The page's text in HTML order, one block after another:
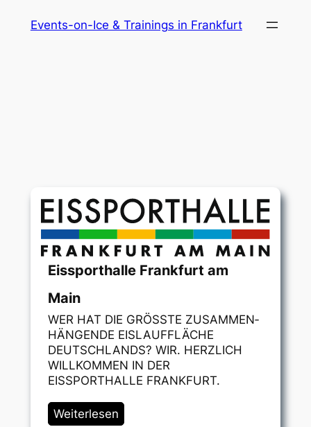
InhaltEvents-on-Ice & Trainings in Frankfurt
Eissporthalle Frankfurt am
Main
WER HAT DIE GRÖSSTE ZUSAMMEN­
HÄNGENDE EISLAUFFLÄCHE
DEUTSCHLANDS? WIR. HERZLICH
WILLKOMMEN IN DER
EISSPORTHALLE FRANKFURT.
Weiterlesen